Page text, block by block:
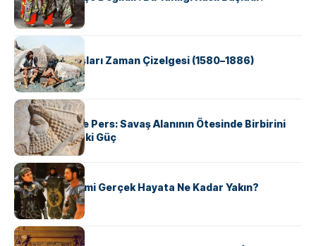
KÜLTÜR
Apache Savaşları Zaman Çizelgesi (1580–1886)
KÜLTÜR
Antik Yunan ve Pers: Savaş Alanının Ötesinde Birbirini
Şekillendiren İki Güç
KÜLTÜR
‘Gladiator’ Filmi Gerçek Hayata Ne Kadar Yakın?
KÜLTÜR